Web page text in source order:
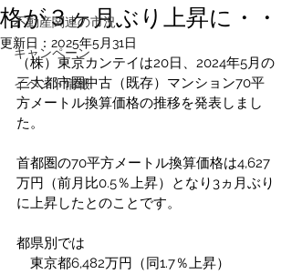
不動産関連の市況
キャンペーン
イベント情報
格が３ヶ月ぶり上昇に・・
更新日： 2025年5月31日
（株）東京カンテイは20日、2024年5月の
三大都市圏中古（既存）マンション70平
方メートル換算価格の推移を発表しまし
た。
首都圏の70平方メートル換算価格は4,627
万円（前月比0.5％上昇）となり3ヵ月ぶり
に上昇したとのことです。
都県別では
東京都6,482万円（同1.7％上昇）